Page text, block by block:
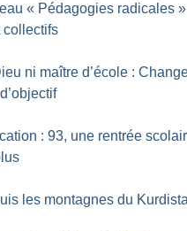
« Pédagogies radicales
collectifs
ni maître d’école :
: 93, une rentrée
les montagnes du